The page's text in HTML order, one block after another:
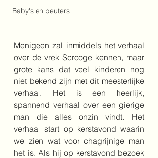
Baby's en peuters
Menigeen zal inmiddels het verhaal
over de vrek Scrooge kennen, maar
grote kans dat veel kinderen nog
niet bekend zijn met dit meesterlijke
verhaal. Het is een heerlijk,
spannend verhaal over een gierige
man die alles onzin vindt. Het
verhaal start op kerstavond waarin
we zien wat voor chagrijnige man
het is. Als hij op kerstavond bezoek